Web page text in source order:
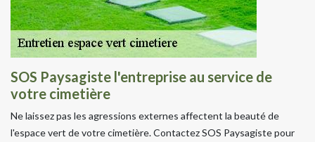
SOS Paysagiste l'entreprise au service de
votre cimetière
Ne laissez pas les agressions externes affectent la beauté de
l'espace vert de votre cimetière. Contactez SOS Paysagiste pour